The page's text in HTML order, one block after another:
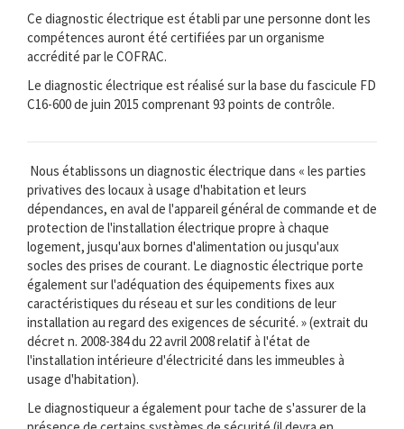
Ce diagnostic électrique est établi par une personne dont les
compétences auront été certifiées par un organisme
accrédité par le COFRAC.
Le diagnostic électrique est réalisé sur la base du fascicule FD
C16-600 de juin 2015 comprenant 93 points de contrôle.
Nous établissons un diagnostic électrique dans « les parties
privatives des locaux à usage d'habitation et leurs
dépendances, en aval de l'appareil général de commande et de
protection de l'installation électrique propre à chaque
logement, jusqu'aux bornes d'alimentation ou jusqu'aux
socles des prises de courant. Le diagnostic électrique porte
également sur l'adéquation des équipements fixes aux
caractéristiques du réseau et sur les conditions de leur
installation au regard des exigences de sécurité. » (extrait du
décret n. 2008-384 du 22 avril 2008 relatif à l'état de
l'installation intérieure d'électricité dans les immeubles à
usage d'habitation).
Le diagnostiqueur a également pour tache de s'assurer de la